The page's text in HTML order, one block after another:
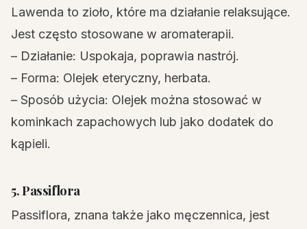
Lawenda to zioło, które ma działanie relaksujące.
Jest często stosowane w aromaterapii.
– Działanie: Uspokaja, poprawia nastrój.
– Forma: Olejek eteryczny, herbata.
– Sposób użycia: Olejek można stosować w
kominkach zapachowych lub jako dodatek do
kąpieli.
5. Passiflora
Passiflora, znana także jako męczennica, jest